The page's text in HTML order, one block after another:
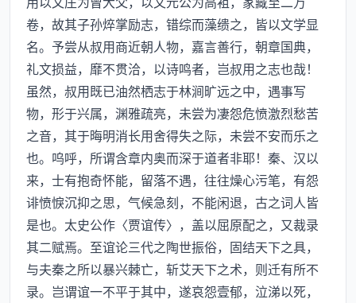
卷，故其子孙焠掌励志，错综而藻缋之，皆以文学显
名。予尝从叔用商近朝人物，嘉言善行，朝章国典，
礼文损益，靡不贯洽，以诗鸣者，岂叔用之志也哉！
虽然，叔用既已油然栖志于林涧旷远之中，遇事写
物，形于兴属，渊雅疏亮，未尝为凄怨危愤激烈愁苦
之音，其于晦明消长用舍得失之际，未尝不安而乐之
也。呜呼，所谓含章内奥而深于道者非耶！秦、汉以
来，士有抱奇怀能，留落不遇，往往燥心污笔，有怨
诽愤悷沉抑之思，气候急刻，不能闲退，古之词人皆
是也。太史公作〈贾谊传〉，盖以屈原配之，又裁录
其二赋焉。至谊论三代之陶世振俗，固结天下之具，
与夫秦之所以暴兴棘亡，斩艾天下之术，则迁有所不
录。岂谓谊一不平于其中，遂哀怨壹郁，泣涕以死，